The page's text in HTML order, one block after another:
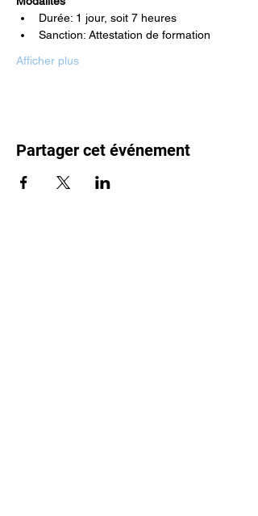
Durée: 1 jour, soit 7 heures
Sanction: Attestation de formation
Afficher plus
Partager cet événement